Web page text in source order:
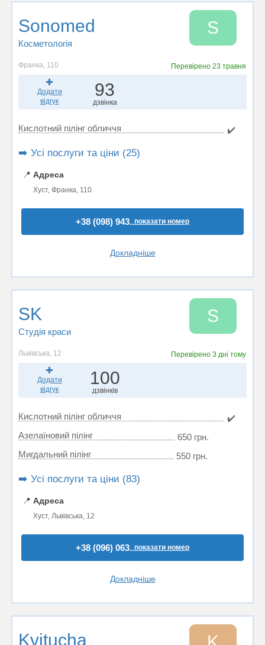
Sonomed
Косметологія
S
Франка, 110 Перевірено23 травня
Додати
відгук
93
дзвінка
Кислотний пілінг обличчя ✔️
➡️ Усі послуги та ціни (25)
📍 Адреса
Хуст, Франка, 110
+38 (098) 943..показати номер
Докладніше
SK
Студія краси
S
Львівська, 12 Перевірено3 дні тому
Додати
відгук
100
дзвінків
Кислотний пілінг обличчя
✔️
Азелаїновий пілінг
650 грн.
Мигдальний пілінг
550 грн.
➡️ Усі послуги та ціни (83)
📍 Адреса
Хуст, Львівська, 12
+38 (096) 063..показати номер
Докладніше
Kvitucha